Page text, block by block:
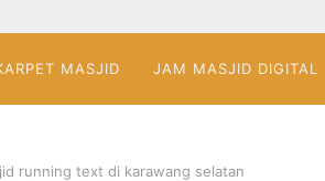
MASJID JAM MASJID DIGITAL
running text di karawang selatan